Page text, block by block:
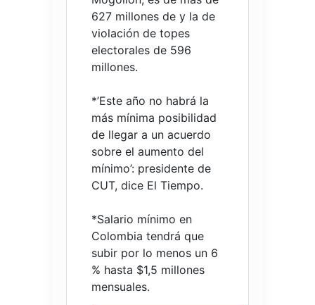
627 millones de y la de
violación de topes
electorales de 596
millones.
*’Este año no habrá la
más mínima posibilidad
de llegar a un acuerdo
sobre el aumento del
mínimo’: presidente de
CUT, dice El Tiempo.
*Salario mínimo en
Colombia tendrá que
subir por lo menos un 6
% hasta $1,5 millones
mensuales.